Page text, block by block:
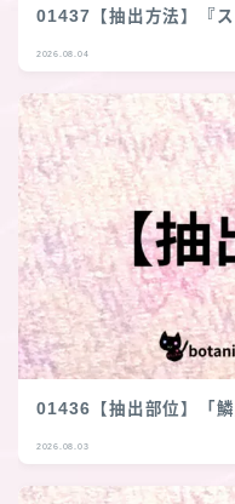
01437【抽出方法】『
2026.08.04
01436【抽出部位】「
2026.08.03